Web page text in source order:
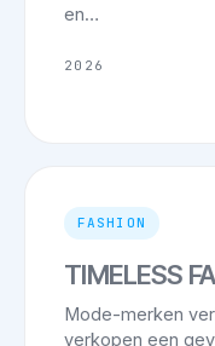
en…
2026
FASHION
TIMELESS
Mode-merken
verkopen een